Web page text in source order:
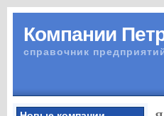
Компании
справочник